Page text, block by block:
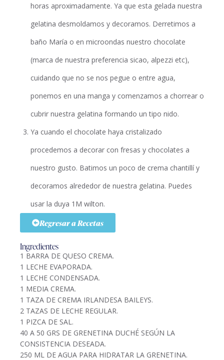
horas aproximadamente. Ya que esta gelada nuestra
gelatina desmoldamos y decoramos. Derretimos a
baño María o en microondas nuestro chocolate
(marca de nuestra preferencia sicao, alpezzi etc),
cuidando que no se nos pegue o entre agua,
ponemos en una manga y comenzamos a chorrear o
cubrir nuestra gelatina formando un tipo nido.
Ya cuando el chocolate haya cristalizado
procedemos a decorar con fresas y chocolates a
nuestro gusto. Batimos un poco de crema chantillí y
decoramos alrededor de nuestra gelatina. Puedes
usar la duya 1M wilton.
Regresar a Recetas
Ingredientes
1 BARRA DE QUESO CREMA.
1 LECHE EVAPORADA.
1 LECHE CONDENSADA.
1 MEDIA CREMA.
1 TAZA DE CREMA IRLANDESA BAILEYS.
2 TAZAS DE LECHE REGULAR.
1 PIZCA DE SAL.
40 A 50 GRS DE GRENETINA DUCHÉ SEGÚN LA
CONSISTENCIA DESEADA.
250 ML DE AGUA PARA HIDRATAR LA GRENETINA.